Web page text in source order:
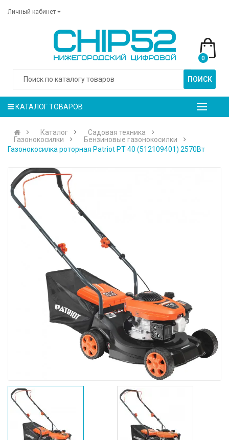
Личный кабинет
ПОИСК
0
КАТАЛОГ ТОВАРОВ
Каталог
Садовая техника
Газонокосилки
Бензиновые газонокосилки
Газонокосилка роторная Patriot PT 40 (512109401) 2570Вт